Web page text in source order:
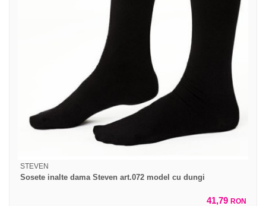
STEVEN
Sosete inalte dama Steven art.072 model cu dungi
41,79 RON